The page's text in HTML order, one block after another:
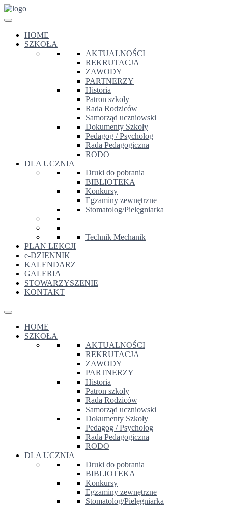
HOME
SZKOŁA
AKTUALNOŚCI
REKRUTACJA
ZAWODY
PARTNERZY
Historia
Patron szkoły
Rada Rodziców
Samorząd uczniowski
Dokumenty Szkoły
Pedagog / Psycholog
Rada Pedagogiczna
RODO
DLA UCZNIA
Druki do pobrania
BIBLIOTEKA
Konkursy
Egzaminy zewnętrzne
Stomatolog/Pielęgniarka
Technik Mechanik
PLAN LEKCJI
e-DZIENNIK
KALENDARZ
GALERIA
STOWARZYSZENIE
KONTAKT
HOME
SZKOŁA
AKTUALNOŚCI
REKRUTACJA
ZAWODY
PARTNERZY
Historia
Patron szkoły
Rada Rodziców
Samorząd uczniowski
Dokumenty Szkoły
Pedagog / Psycholog
Rada Pedagogiczna
RODO
DLA UCZNIA
Druki do pobrania
BIBLIOTEKA
Konkursy
Egzaminy zewnętrzne
Stomatolog/Pielęgniarka